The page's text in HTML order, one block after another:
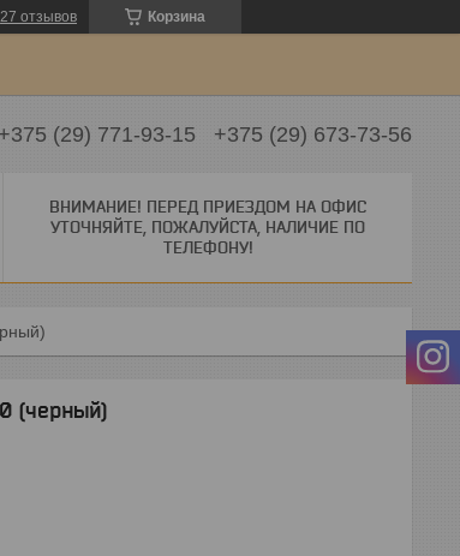
Корзина
27 отзывов
+375 (29) 771-93-15 +375 (29) 673-73-56
ВНИМАНИЕ! ПЕРЕД ПРИЕЗДОМ НА ОФИС
УТОЧНЯЙТЕ, ПОЖАЛУЙСТА, НАЛИЧИЕ ПО
ТЕЛЕФОНУ!
(черный)